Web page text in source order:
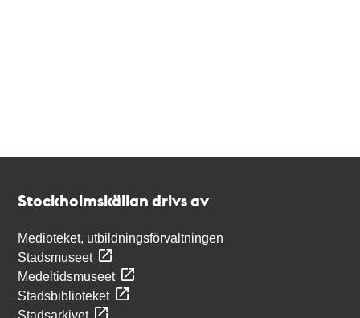
Stockholmskällan drivs av
Medioteket, utbildningsförvaltningen
Stadsmuseet
Medeltidsmuseet
Stadsbiblioteket
Stadsarkivet